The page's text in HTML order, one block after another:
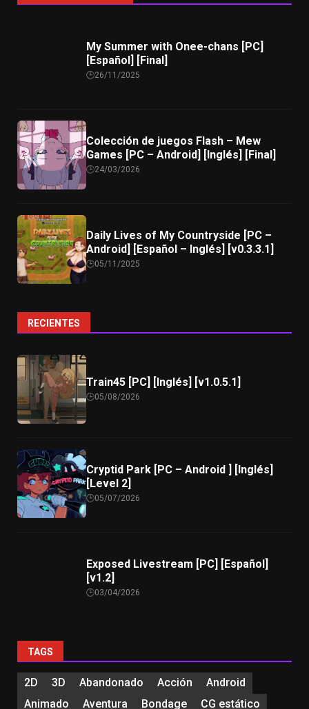
My Summer with Onee-chans [PC]
[Español] [Final]
26/11/2025
Colección de juegos Flash – Mew
Games [PC – Android] [Inglés] [Final]
24/03/2026
Daily Lives of My Countryside [PC –
Android] [Español – Inglés] [v0.3.3.1]
05/11/2025
RECIENTES
Train45 [PC] [Inglés] [v1.0.5.1]
05/08/2026
Cryptid Park [PC – Android ] [Inglés]
[Level 2]
05/07/2026
Exposed Livestream [PC] [Español]
[v1.2]
03/04/2026
TAGS
2D 3D Abandonado Acción
Android
Animado
Aventura Bondage
CG estático